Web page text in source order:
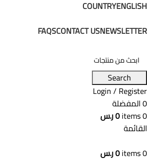
ENGLISH
COUNTRY
NEWSLETTER
CONTACT US
FAQS
Search
Login / Register
0المفضلة
0
items
0ر.س
القائمة
0
items
0ر.س